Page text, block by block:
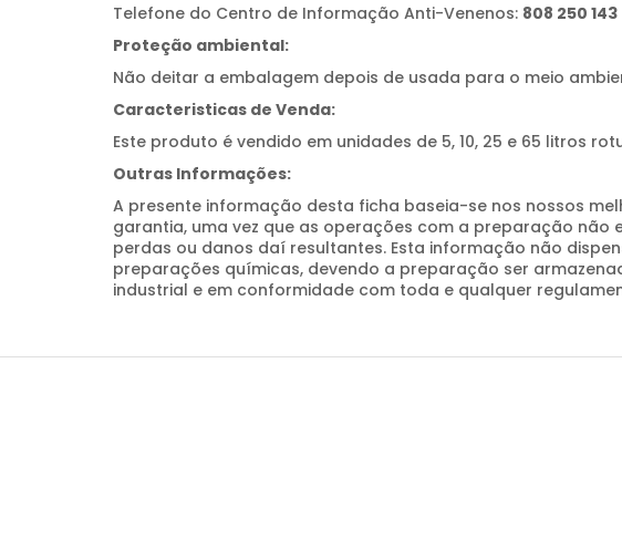
Telefone do Centro de Informação Anti-Venenos: 808 250 143
Proteção ambiental:
Não deitar a embalagem depois de usada para o meio
Caracteristicas de Venda:
Este produto é vendido em unidades de 5, 10, 25 e 65 litros
Outras Informações:
A presente informação desta ficha baseia-se nos nossos
garantia, uma vez que as operações com a preparação não
perdas ou danos daí resultantes. Esta informação não
preparações químicas, devendo a preparação ser
industrial e em conformidade com toda e qualquer